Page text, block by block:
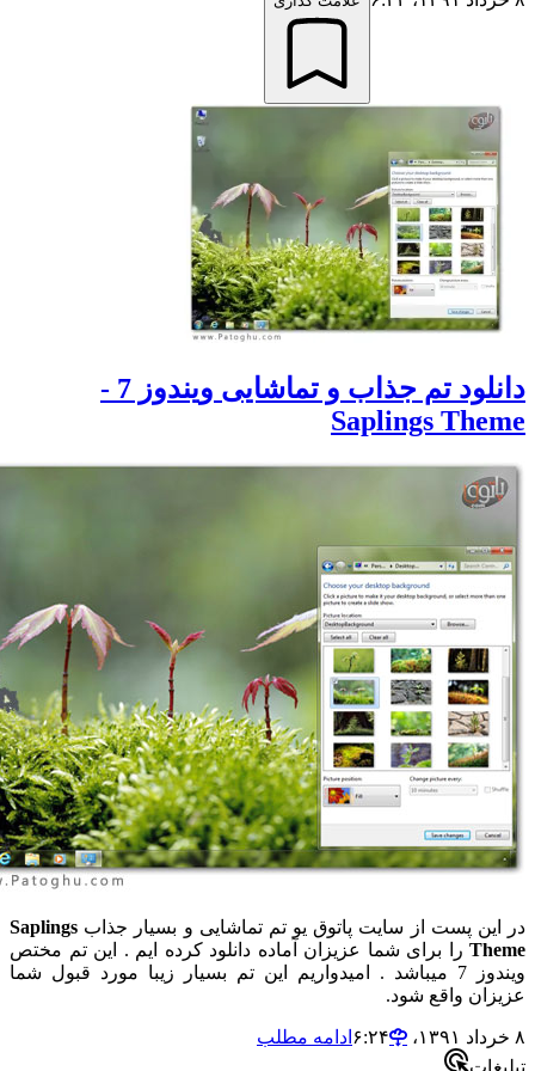
دانلود تم جذاب و تماشایی ویندوز 7 -
Saplings
پست از سایت پاتوق یو تم تماشایی و بسیار جذابSaplings
را برای شما عزیزان آماده دانلود کرده ایم . این تم مختص
ویندوز 7 میباشد . امیدواریم این تم بسیار زیبا مورد قبول شما
واقع شود.
ادامه مطلب